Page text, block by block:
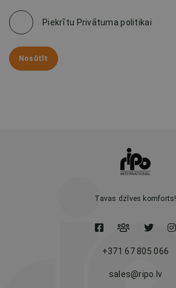
Piekrītu Privātuma politikai
Nosūtīt
Tavas dzīves komforts!
+371 67 805 066
sales@ripo.lv